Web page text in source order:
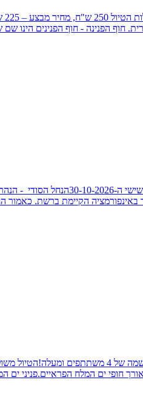
חוף הפנינה - חוף הפנינים הינו שם
אודות הנחל הסודי - הנהר
הקיימת ברשת. כאמור
אודות טיול לפניני ים המלח עלות הטיול 250
חופי ים המלח הפראיים.פניני ים